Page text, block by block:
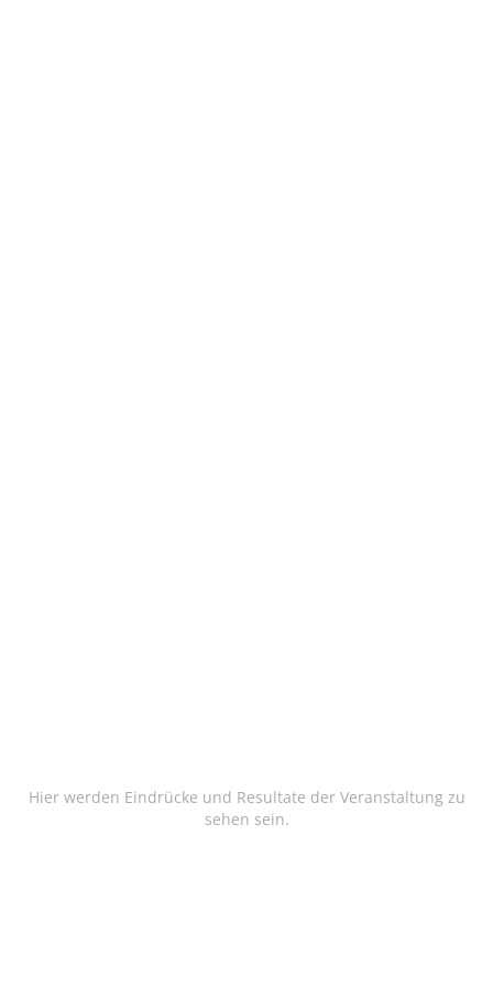
Hier werden Eindrücke und Resultate der Veranstaltung zu
sehen sein.